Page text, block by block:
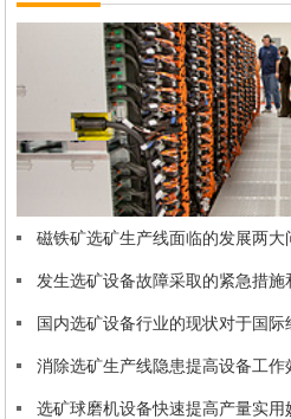
磁铁矿选矿生产线面临的发展两大
发生选矿设备故障采取的紧急措施
国内选矿设备行业的现状对于国际
消除选矿生产线隐患提高设备工作
选矿球磨机设备快速提高产量实用